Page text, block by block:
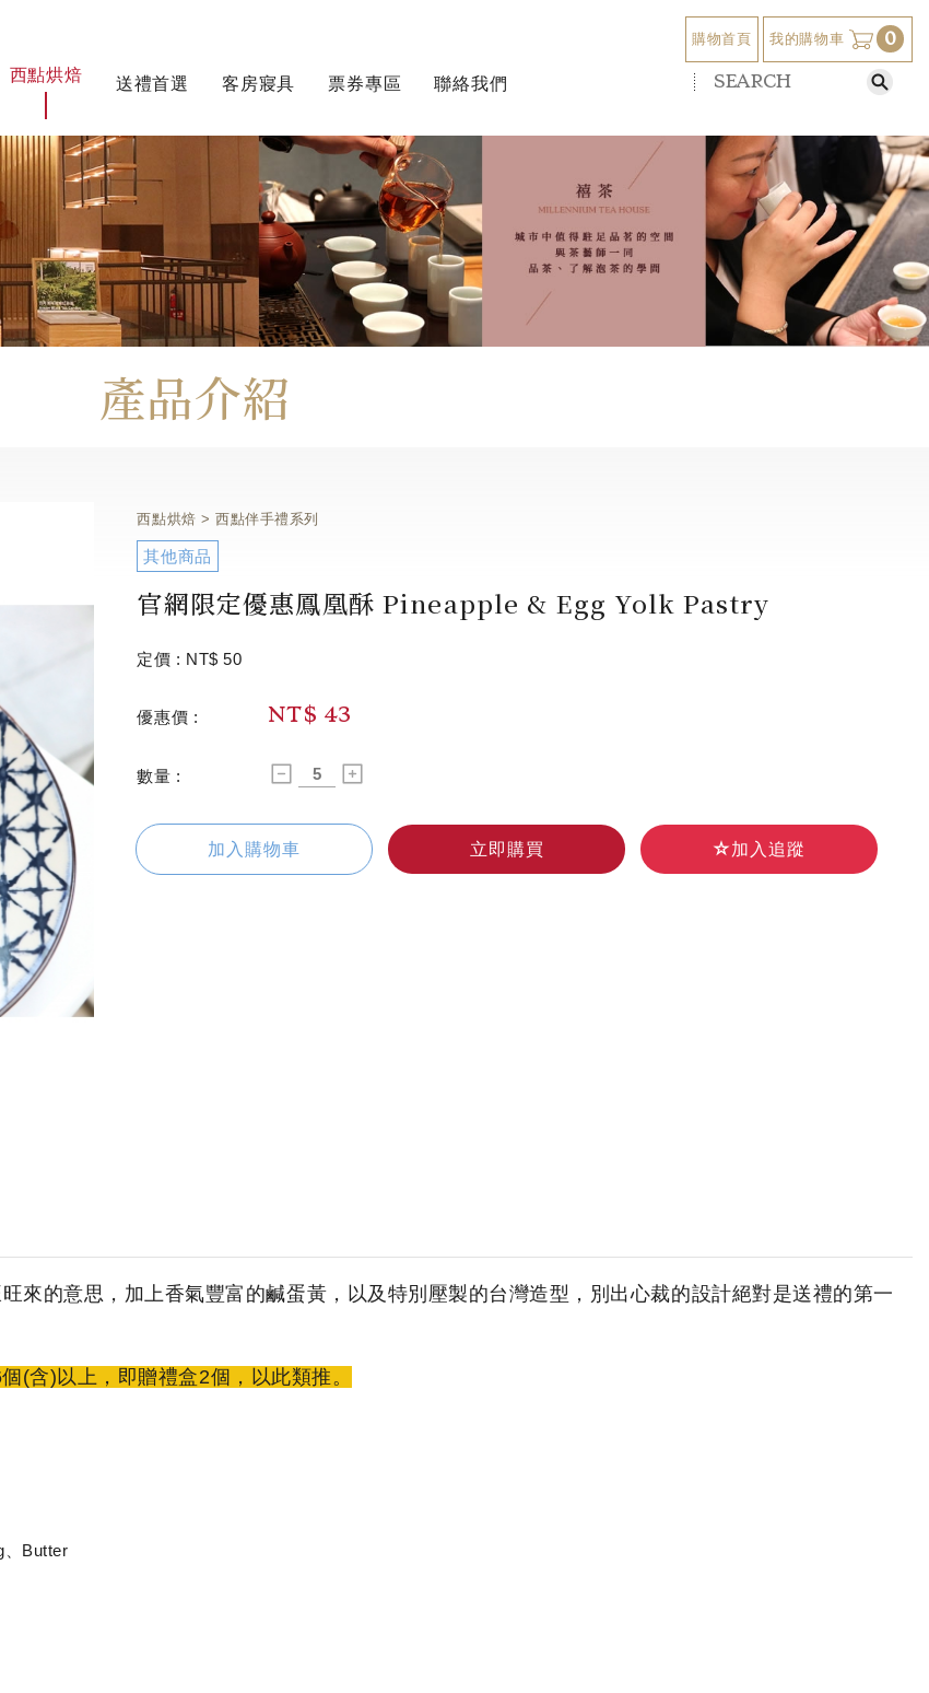
購物首頁 我的購物車 0
西點烘焙 送禮首選 客房寢具 票券專區 聯絡我們
產品介紹
西點烘焙 西點伴手禮系列
其他商品
官網限定優惠鳳凰酥 Pineapple & Egg Yolk Pastry
定價 : NT$ 50
優惠價 : NT$ 43
數量 :
加入購物車 立即購買 加入追蹤
來的意思，加上香氣豐富的鹹蛋黃，以及特別壓製的台灣造型，別出心裁的設計絕對是送禮的第一
(含)以上，即贈禮盒2個，以此類推。
、Butter